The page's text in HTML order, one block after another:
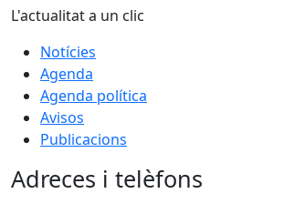
L'actualitat a un clic
Notícies
Agenda
Agenda política
Avisos
Publicacions
Adreces i telèfons